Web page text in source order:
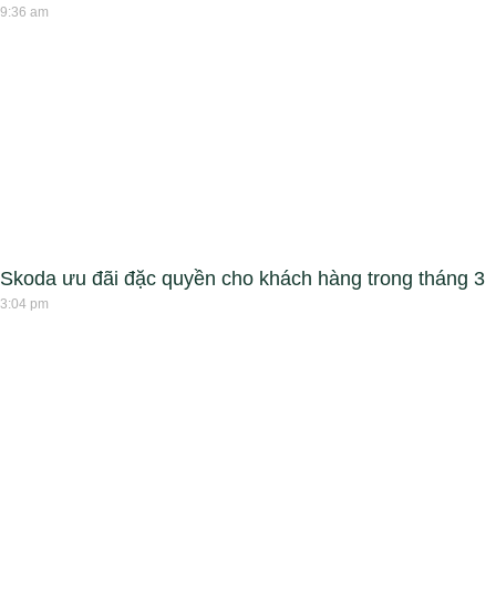
9:36 am
Skoda ưu đãi đặc quyền cho khách hàng trong tháng 3
3:04 pm